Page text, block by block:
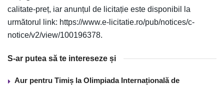
calitate-preț, iar anunțul de licitație este disponibil la
următorul link: https://www.e-licitatie.ro/pub/notices/c-
notice/v2/view/100196378.
S-ar putea să te intereseze și
Aur pentru Timiș la Olimpiada Internațională de